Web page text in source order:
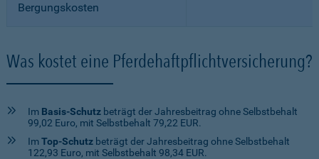
Bergungskosten
Was kostet eine Pferdehaftpflichtversicherung?
Im Basis-Schutz beträgt der Jahresbeitrag ohne Selbstbehalt
99,02 Euro, mit Selbstbehalt 79,22 EUR.
ImTop-Schutz beträgt der Jahresbeitrag ohne Selbstbehalt
122,93 Euro, mit Selbstbehalt 98,34 EUR.